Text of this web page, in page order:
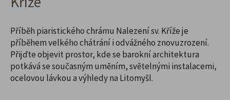
Příběh piaristického chrámu Nalezení sv. Kříže je
příběhem velkého chátrání i odvážného znovuzrození.
Přijďte objevit prostor, kde se barokní architektura
potkává se současným uměním, světelnými instalacemi,
ocelovou lávkou a výhledy na Litomyšl.